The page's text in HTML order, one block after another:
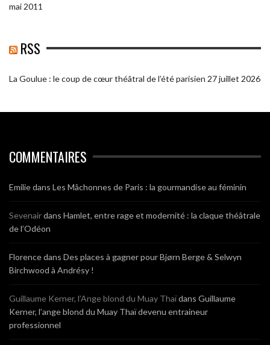
mai 2011
RSS
La Goulue : le coup de cœur théâtral de l’été parisien 27 juillet 2026
COMMENTAIRES
Emiliedans Les Mâchonnes de Paris : la gourmandise au féminin
Sevenairdans Hamlet, entre rage et modernité : la claque théâtrale
de l’Odéon
Florencedans Des places à gagner pour Bjørn Berge & Selwyn
Birchwood à Andrésy !
Guillaume Kerner, l’Ange blond du Muay Thaïdans Guillaume
Kerner, l’ange blond du Muay Thaï devenu entraineur
professionnel